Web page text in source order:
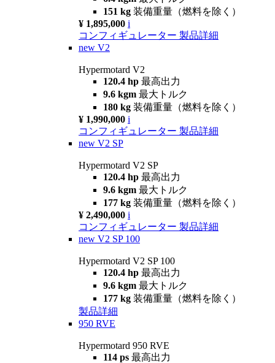
151 kg 装備重量（燃料を除く）
¥ 1,895,000 i
コンフィギュレーター 製品詳細
new V2
Hypermotard V2
120.4 hp 最高出力
9.6 kgm 最大トルク
180 kg 装備重量（燃料を除く）
¥ 1,990,000 i
コンフィギュレーター 製品詳細
new V2 SP
Hypermotard V2 SP
120.4 hp 最高出力
9.6 kgm 最大トルク
177 kg 装備重量（燃料を除く）
¥ 2,490,000 i
コンフィギュレーター 製品詳細
new V2 SP 100
Hypermotard V2 SP 100
120.4 hp 最高出力
9.6 kgm 最大トルク
177 kg 装備重量（燃料を除く）
製品詳細
950 RVE
Hypermotard 950 RVE
114 ps 最高出力